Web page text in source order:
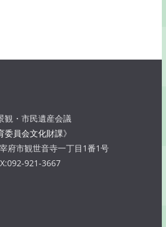
観・市民遺産会議
委員会文化財課》
府市観世音寺一丁目1番1号
921-3667